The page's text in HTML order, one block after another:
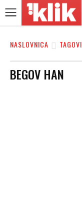
NASLOVNICA TAGOVI
BEGOV HAN